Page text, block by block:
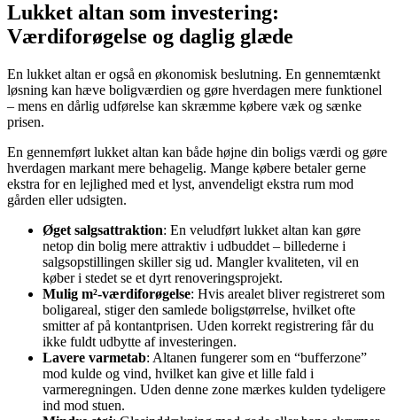
Lukket altan som investering:
Værdiforøgelse og daglig glæde
En lukket altan er også en økonomisk beslutning. En gennemtænkt
løsning kan hæve boligværdien og gøre hverdagen mere funktionel
– mens en dårlig udførelse kan skræmme købere væk og sænke
prisen.
En gennemført lukket altan kan både højne din boligs værdi og gøre
hverdagen markant mere behagelig. Mange købere betaler gerne
ekstra for en lejlighed med et lyst, anvendeligt ekstra rum mod
gården eller udsigten.
Øget salgsattraktion: En veludført lukket altan kan gøre
netop din bolig mere attraktiv i udbuddet – billederne i
salgsopstillingen skiller sig ud. Mangler kvaliteten, vil en
køber i stedet se et dyrt renoveringsprojekt.
Mulig m²-værdiforøgelse: Hvis arealet bliver registreret som
boligareal, stiger den samlede boligstørrelse, hvilket ofte
smitter af på kontantprisen. Uden korrekt registrering får du
ikke fuldt udbytte af investeringen.
Lavere varmetab: Altanen fungerer som en “bufferzone”
mod kulde og vind, hvilket kan give et lille fald i
varmeregningen. Uden denne zone mærkes kulden tydeligere
ind mod stuen.